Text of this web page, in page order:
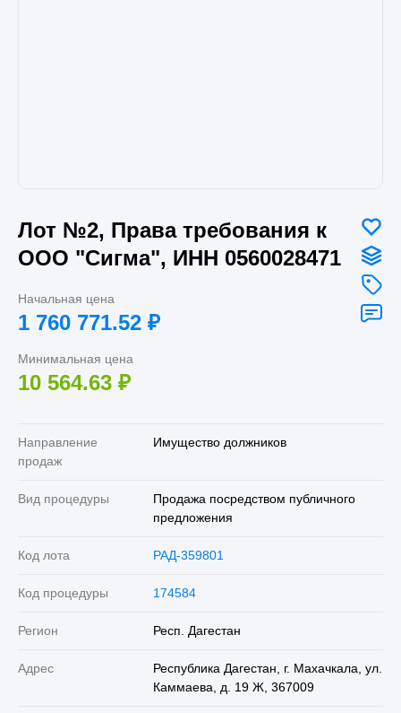
Лот №2, Права требования к
ООО "Сигма", ИНН 0560028471
Начальная цена
1 760 771.52 ₽
Минимальная цена
10 564.63 ₽
Направление
продаж
Имущество должников
Вид процедуры
Продажа посредством публичного
предложения
Код лота РАД-359801
Код процедуры 174584
Регион Респ. Дагестан
Адрес
Республика Дагестан, г. Махачкала, ул.
Каммаева, д. 19 Ж, 367009